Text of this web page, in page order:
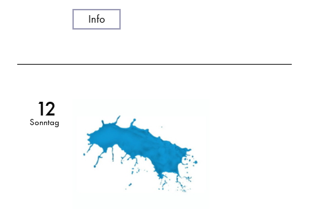
Info
12
Sonntag